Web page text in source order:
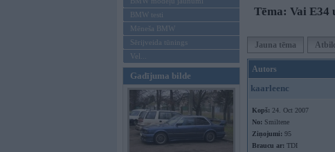
BMW testi
Mēneša BMW
Sērijveida tūnings
Vel...
Gadījuma bilde
Tēma: Vai E34
Jauna tēma
Autors
kaarleenc
Kopš: 24. Oct 2007
No: Smiltene
Ziņojumi: 95
Braucu ar: TDI